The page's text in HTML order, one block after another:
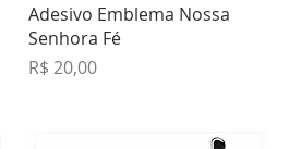
Visualização rápida
Adesivo Emblema Nossa
Senhora Fé
Preço
R$ 20,00